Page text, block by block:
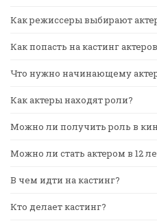
Как режиссеры выбирают
Как попасть на кастинг
Что нужно начинающему
Как актеры находят роли?
Можно ли получить роль в
Можно ли стать актером в 12
В чем идти на кастинг?
Кто делает кастинг?